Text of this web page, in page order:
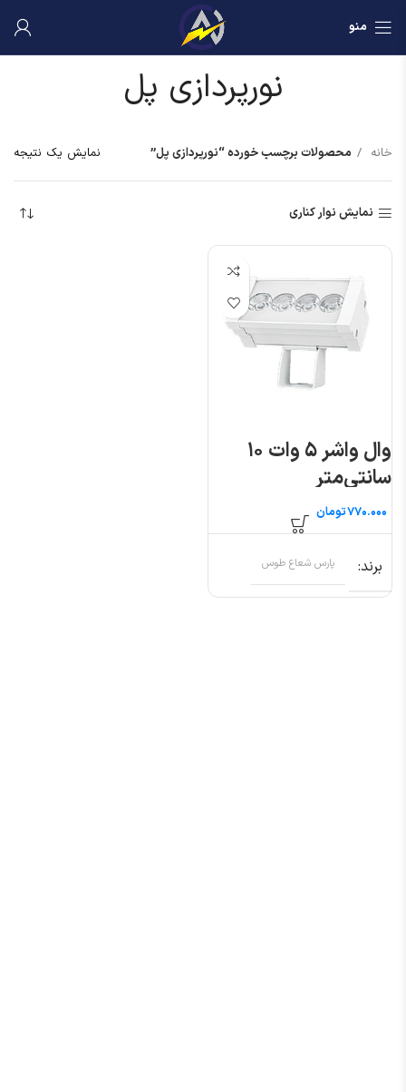
منو
نورپردازی پل
خانه محصولات برچسب خورده “نورپردازی پل” نمایش یک نتیجه
نمایش نوار کناری
وال واشر ۵ وات ۱۰
سانتی‌متر
تومان
برند پارس شعاع طوس